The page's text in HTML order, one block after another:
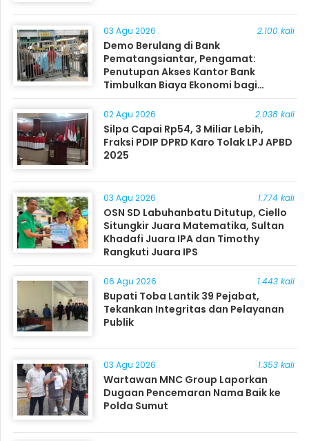
03 Agu 2026 2.100 kali
Demo Berulang di Bank
Pematangsiantar, Pengamat:
Penutupan Akses Kantor Bank
Timbulkan Biaya Ekonomi bagi
Masyarakat
02 Agu 2026 2.038 kali
Silpa Capai Rp54, 3 Miliar Lebih,
Fraksi PDIP DPRD Karo Tolak LPJ APBD
2025
03 Agu 2026 1.774 kali
OSN SD Labuhanbatu Ditutup, Ciello
Situngkir Juara Matematika, Sultan
Khadafi Juara IPA dan Timothy
Rangkuti Juara IPS
06 Agu 2026 1.443 kali
Bupati Toba Lantik 39 Pejabat,
Tekankan Integritas dan Pelayanan
Publik
03 Agu 2026 1.353 kali
Wartawan MNC Group Laporkan
Dugaan Pencemaran Nama Baik ke
Polda Sumut